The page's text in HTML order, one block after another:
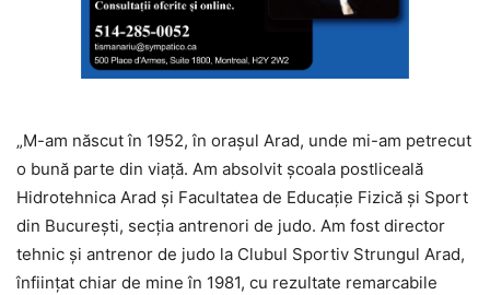
„M-am născut în 1952, în orașul Arad, unde mi-am petrecut
o bună parte din viață. Am absolvit şcoala postliceală
Hidrotehnica Arad și Facultatea de Educație Fizică și Sport
din București, secția antrenori de judo. Am fost director
tehnic și antrenor de judo la Clubul Sportiv Strungul Arad,
înființat chiar de mine în 1981, cu rezultate remarcabile